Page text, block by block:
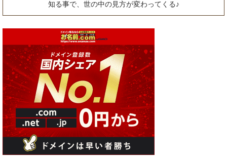
知る事で、世の中の見方が変わってくる♪